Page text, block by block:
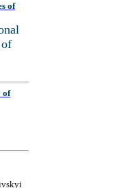
of
of